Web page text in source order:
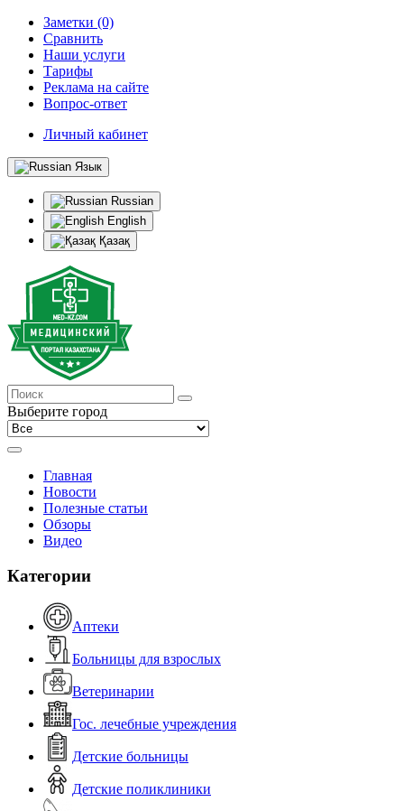
Заметки (0)
Сравнить
Наши услуги
Тарифы
Реклама на сайте
Вопрос-ответ
Личный кабинет
Язык
Russian
English
Қазақ
Выберите город
Главная
Новости
Полезные статьи
Обзоры
Видео
Категории
Аптеки
Больницы для взрослых
Ветеринарии
Гос. лечебные учреждения
Детские больницы
Детские поликлиники